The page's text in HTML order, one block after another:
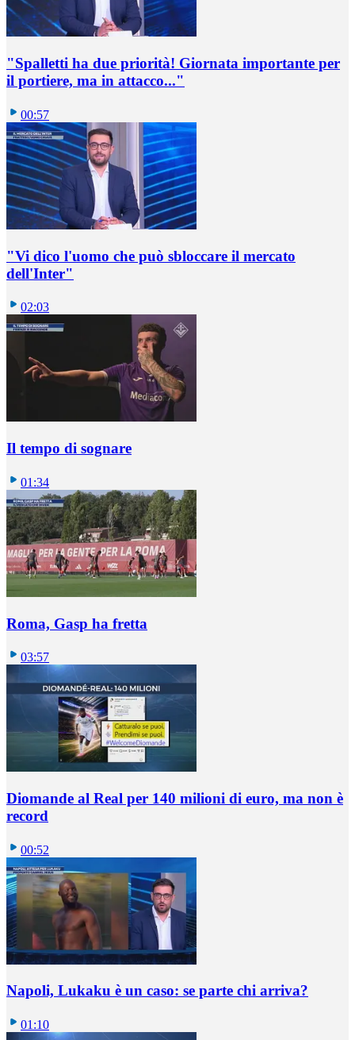
"Spalletti ha due priorità! Giornata importante per
il portiere, ma in attacco..."
00:57
"Vi dico l'uomo che può sbloccare il mercato
dell'Inter"
02:03
Il tempo di sognare
01:34
Roma, Gasp ha fretta
03:57
Diomande al Real per 140 milioni di euro, ma non è
record
00:52
Napoli, Lukaku è un caso: se parte chi arriva?
01:10